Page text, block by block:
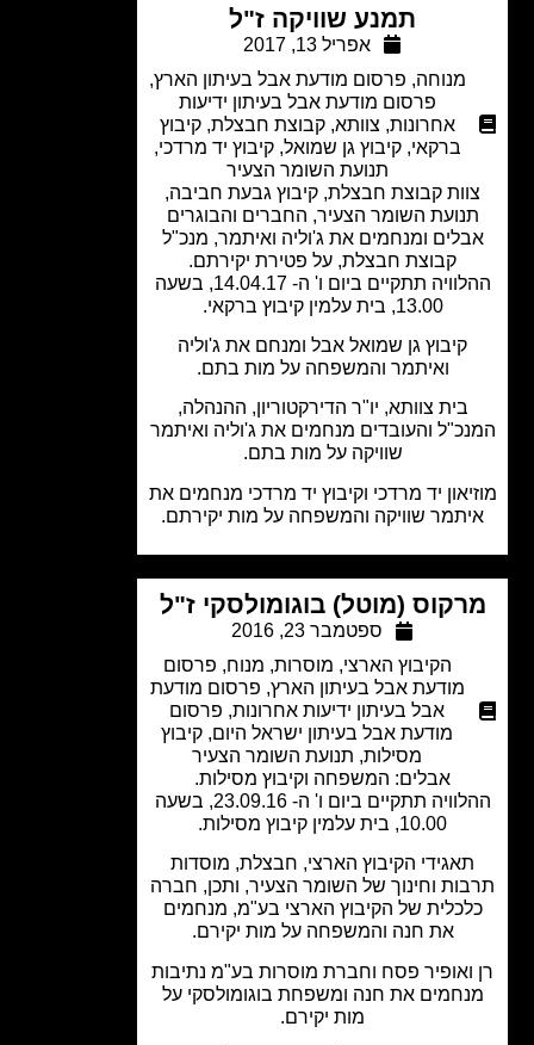
תמנע שוויקה ז"ל
אפריל 13, 2017
פרסום מודעת אבל בעיתון הארץ,
פרסום מודעת אבל בעיתון ידיעות
אחרונות,צוותא,קבוצת חבצלת ,קיבוץ
קיבוץ גן שמואל,קיבוץ יד מרדכי,
תנועת השומר הצעיר
קבוצת חבצלת, קיבוץ גבעת חביבה,
השומר הצעיר, החברים והבוגרים
ומנחמים את ג'וליה ואיתמר, מנכ"ל
קבוצת חבצלת, על פטירת יקירתם.
ההלוויה תתקיים ביום ו' ה- 14.04.17, בשעה
קיבוץ גן שמואל אבל ומנחם את ג'וליה
ואיתמר והמשפחה על מות בתם.
בית צוותא, יו"ר הדירקטוריון, ההנהלה,
והעובדים מנחמים את ג'וליה ואיתמר
שוויקה על מות בתם.
יד מרדכי וקיבוץ יד מרדכי מנחמים את
שוויקה והמשפחה על מות יקירתם.
(מוטל) בוגומולסקי ז"ל
ספטמבר 23, 2016
הקיבוץ הארצי, מוסרות ,מנוח,פרסום
מודעת אבל בעיתון הארץ,פרסום מודעת
אבל בעיתון ידיעות אחרונות,פרסום
מודעת אבל בעיתון ישראל היום,קיבוץ
,תנועת השומר הצעיר
אבלים: המשפחה וקיבוץ מסילות.
ההלוויה תתקיים ביום ו' ה- 23.09.16, בשעה
הקיבוץ הארצי, חבצלת, מוסדות
וחינוך של השומר הצעיר, ותכן, חברה
של הקיבוץ הארצי בע"מ, מנחמים
את חנה והמשפחה על מות יקירם.
פסח וחברת מוסרות בע"מ נתיבות
את חנה ומשפחת בוגומולסקי על
מות יקירם.